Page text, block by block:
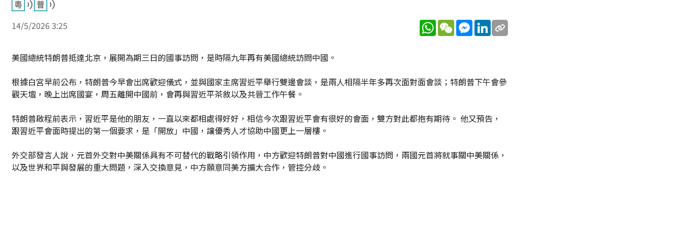
14/5/2026 3:25 WhatsApp
WeChatMessenger
LinkedIn
美國總統特朗普抵達北京，展開為期三日的國事訪問，是時隔九年再有美國總統訪問中國。
根據白宮早前公布，特朗普今早會出席歡迎儀式，並與國家主席習近平舉行雙邊會談，是兩人相隔半年多再次面對面會談；特朗普下午會參
觀天壇，晚上出席國宴，周五離開中國前，會再與習近平茶敘以及共晉工作午餐。
特朗普啟程前表示，習近平是他的朋友，一直以來都相處得好好，相信今次跟習近平會有很好的會面，雙方對此都抱有期待。 他又預告，
跟習近平會面時提出的第一個要求，是「開放」中國，讓優秀人才協助中國更上一層樓。
外交部發言人說，元首外交對中美關係具有不可替代的戰略引領作用，中方歡迎特朗普對中國進行國事訪問，兩國元首將就事關中美關係，
以及世界和平與發展的重大問題，深入交換意見，中方願意同美方擴大合作，管控分歧。